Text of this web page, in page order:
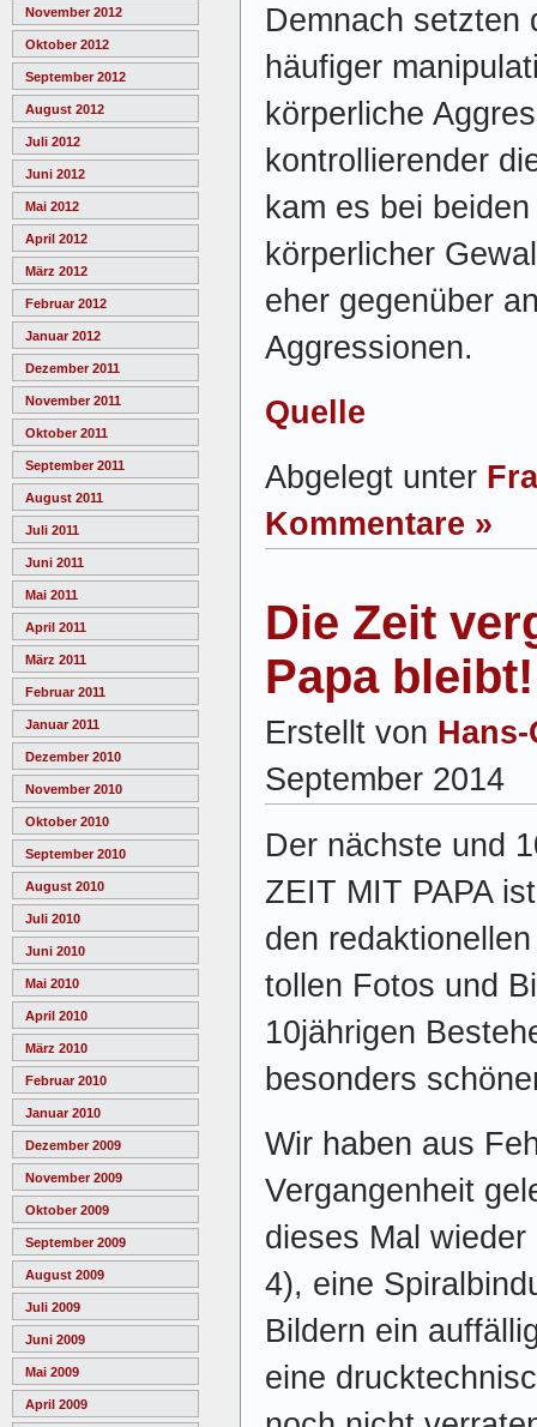
November 2012
Oktober 2012
September 2012
August 2012
Juli 2012
Juni 2012
Mai 2012
April 2012
März 2012
Februar 2012
Januar 2012
Dezember 2011
November 2011
Oktober 2011
September 2011
August 2011
Juli 2011
Juni 2011
Mai 2011
April 2011
März 2011
Februar 2011
Januar 2011
Dezember 2010
November 2010
Oktober 2010
September 2010
August 2010
Juli 2010
Juni 2010
Mai 2010
April 2010
März 2010
Februar 2010
Januar 2010
Dezember 2009
November 2009
Oktober 2009
September 2009
August 2009
Juli 2009
Juni 2009
Mai 2009
April 2009
Demnach setzten
häufiger
körperliche
kontrollierender
kam es bei
körperlicher
eher gegenüber
Aggressionen.
Quelle
Abgelegt unter
Kommentare »
Die Zeit
Papa bleibt!
Erstellt von
September 2014
Der nächste und
ZEIT MIT PAPA
den
tollen Fotos und
10jährigen
besonders
Wir haben aus
Vergangenheit
dieses Mal
4), eine
Bildern ein
eine